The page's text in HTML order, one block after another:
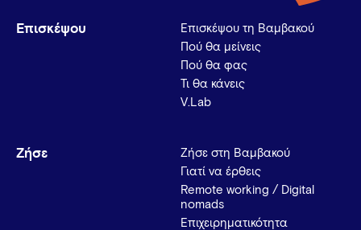
Επισκέψου
Επισκέψου τη Βαμβακού
Πού θα μείνεις
Πού θα φας
Τι θα κάνεις
V.Lab
Ζήσε
Ζήσε στη Βαμβακού
Γιατί να έρθεις
Remote working / Digital
nomads
Επιχειρηματικότητα